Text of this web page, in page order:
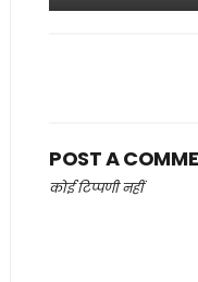
POST A
कोई टिप्पणी नहीं